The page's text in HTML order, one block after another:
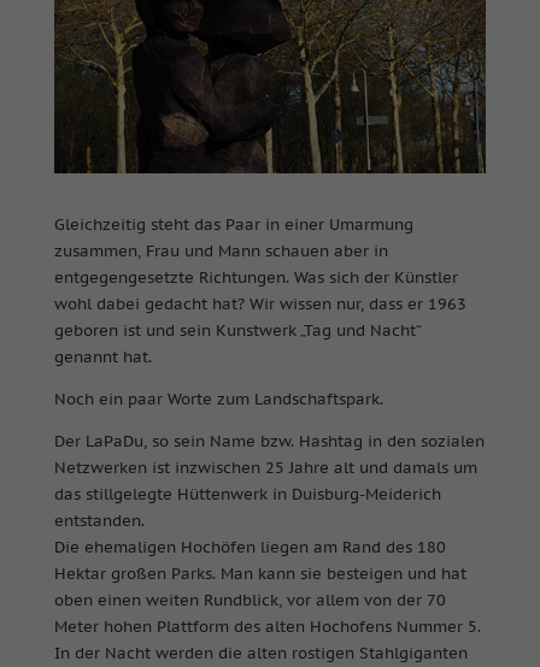
Gleichzeitig steht das Paar in einer Umarmung
zusammen, Frau und Mann schauen aber in
entgegengesetzte Richtungen. Was sich der Künstler
wohl dabei gedacht hat? Wir wissen nur, dass er 1963
geboren ist und sein Kunstwerk „Tag und Nacht“
genannt hat.
Noch ein paar Worte zum Landschaftspark.
Der LaPaDu, so sein Name bzw. Hashtag in den sozialen
Netzwerken ist inzwischen 25 Jahre alt und damals um
das stillgelegte Hüttenwerk in Duisburg-Meiderich
entstanden.
Die ehemaligen Hochöfen liegen am Rand des 180
Hektar großen Parks. Man kann sie besteigen und hat
oben einen weiten Rundblick, vor allem von der 70
Meter hohen Plattform des alten Hochofens Nummer 5.
In der Nacht werden die alten rostigen Stahlgiganten